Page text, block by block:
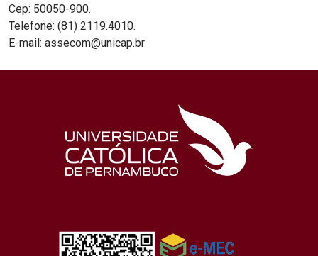
Cep: 50050-900.
Telefone: (81) 2119.4010.
E-mail: assecom@unicap.br